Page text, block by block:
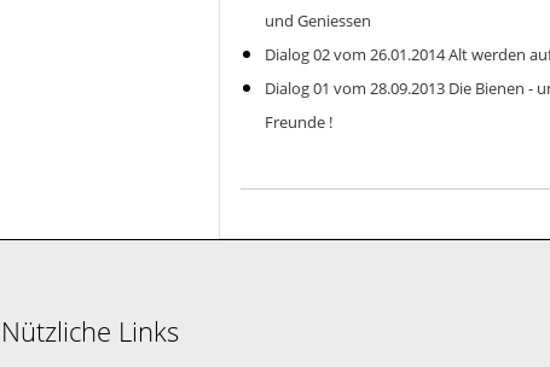
und Geniessen
Dialog 02 vom 26.01.2014 Alt werden
Dialog 01 vom 28.09.2013 Die Bienen -
Freunde !
Nützliche Links